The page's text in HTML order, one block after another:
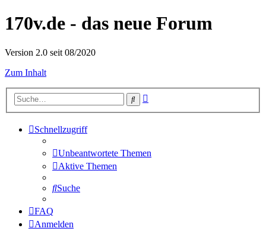
170v.de - das neue Forum
Version 2.0 seit 08/2020
Zum Inhalt
Suche
Schnellzugriff
Unbeantwortete Themen
Aktive Themen
Suche
FAQ
Anmelden